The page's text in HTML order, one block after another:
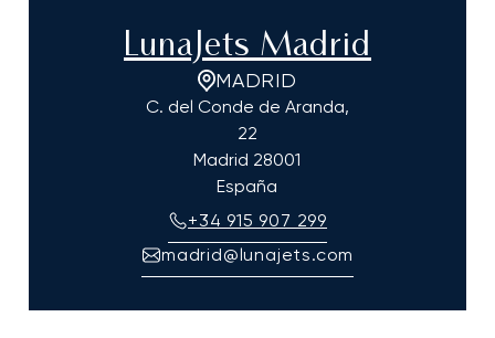
LunaJets Madrid
MADRID
C. del Conde de Aranda,
22
Madrid 28001
España
+34 915 907 299
madrid@lunajets.com